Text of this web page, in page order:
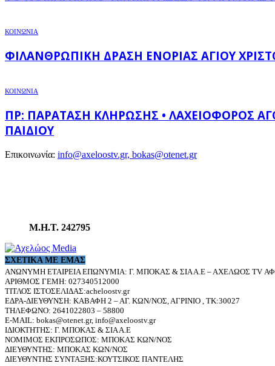
ΚΟΙΝΩΝΙΑ
ΦΙΛΑΝΘΡΩΠΙΚΉ ΔΡΆΣΗ ΕΝΟΡΊΑΣ ΑΓΊΟΥ
ΚΟΙΝΩΝΙΑ
ΠΡ: ΠΑΡΆΤΑΣΗ ΚΛΉΡΩΣΗΣ • ΛΑΧΕΙΟΦΌΡΟΣ
ΠΑΙΔΙΟΎ
Επικοινωνία: info@axeloostv.gr, bokas@otenet.gr
Μ.Η.Τ. 242795
ΣΧΕΤΙΚΆ ΜΕ ΕΜΆΣ
ΑΝΩΝΥΜΗ ΕΤΑΙΡΕΙΑ ΕΠΩΝΥΜΙΑ: Γ. ΜΠΟΚΑΣ & ΣΙΑ Α.Ε – ΑΧΕΛΩΟΣ TV
ΑΡΙΘΜΟΣ ΓΕΜΗ: 027340512000
ΤΙΤΛΟΣ ΙΣΤΟΣΕΛΙΔΑΣ:acheloostv.gr
ΕΔΡΑ-ΔΙΕΥΘΥΝΣΗ: ΚΑΒΑΦΗ 2 – ΑΓ. ΚΩΝ/ΝΟΣ, ΑΓΡΙΝΙΟ , ΤΚ:30027
ΤΗΛΕΦΩΝΟ: 2641022803 – 58800
E-MAIL: bokas@otenet.gr, info@axeloostv.gr
ΙΔΙΟΚΤΗΤΗΣ: Γ. ΜΠΟΚΑΣ & ΣΙΑ Α.Ε
ΝΟΜΙΜΟΣ ΕΚΠΡΟΣΩΠΟΣ: ΜΠΟΚΑΣ ΚΩΝ/ΝΟΣ
ΔΙΕΥΘΥΝΤΗΣ: ΜΠΟΚΑΣ ΚΩΝ/ΝΟΣ
ΔΙΕΥΘΥΝΤΗΣ ΣΥΝΤΑΞΗΣ:ΚΟΥΤΣΙΚΟΣ ΠΑΝΤΕΛΗΣ